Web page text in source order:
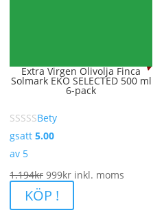
Extra Virgen Olivolja Finca
Solmark EKO SELECTED 500 ml
6-pack
Bety
gsatt 5.00
av 5
1.194kr Det
ursprungliga
priset
999krDet
priset
inkl. moms
KÖP !